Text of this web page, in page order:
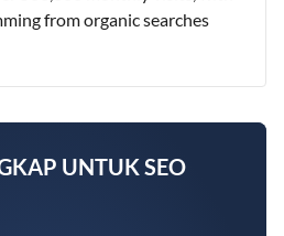
from organic searches
UNTUK SEO